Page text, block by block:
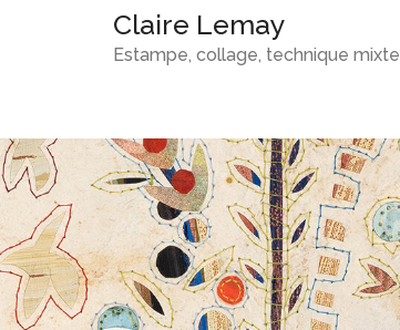
Claire Lemay
Estampe, collage, technique mixte